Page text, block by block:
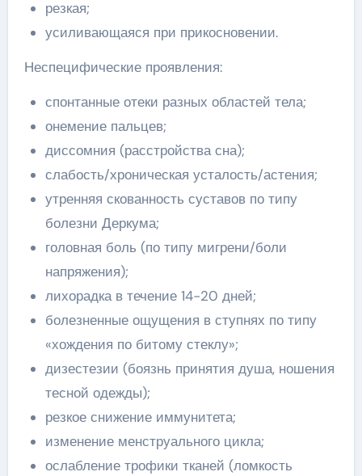
резкая;
усиливающаяся при прикосновении.
Неспецифические проявления:
спонтанные отеки разных областей тела;
онемение пальцев;
диссомния (расстройства сна);
слабость/хроническая усталость/астения;
утренняя скованность суставов по типу
болезни Деркума;
головная боль (по типу мигрени/боли
напряжения);
лихорадка в течение 14-20 дней;
болезненные ощущения в ступнях по типу
«хождения по битому стеклу»;
дизестезии (боязнь принятия душа, ношения
тесной одежды);
резкое снижение иммунитета;
изменение менструального цикла;
ослабление трофики тканей (ломкость